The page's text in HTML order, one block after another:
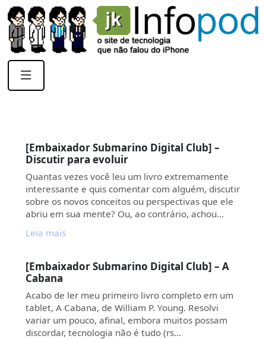
[Embaixador Submarino Digital Club] –
Discutir para evoluir
Quantas vezes você leu um livro extremamente
interessante e quis comentar com alguém, discutir
sobre os novos conceitos ou perspectivas que ele
abriu em sua mente? Ou, ao contrário, achou…
Leia mais
[Embaixador Submarino Digital Club] – A
Cabana
Acabo de ler meu primeiro livro completo em um
tablet, A Cabana, de William P. Young. Resolvi
variar um pouco, afinal, embora muitos possam
discordar, tecnologia não é tudo (rs…